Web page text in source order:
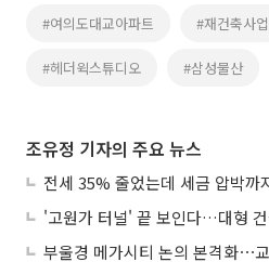
#여의도대교아파트 #재건축사업
#헤더윅스튜디오 #삼성물산
조유정 기자의 주요 뉴스